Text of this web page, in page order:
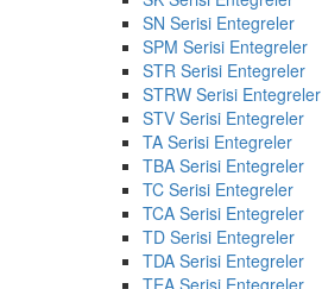
SN Serisi Entegreler
SPM Serisi Entegreler
STR Serisi Entegreler
STRW Serisi Entegreler
STV Serisi Entegreler
TA Serisi Entegreler
TBA Serisi Entegreler
TC Serisi Entegreler
TCA Serisi Entegreler
TD Serisi Entegreler
TDA Serisi Entegreler
TEA Serisi Entegreler